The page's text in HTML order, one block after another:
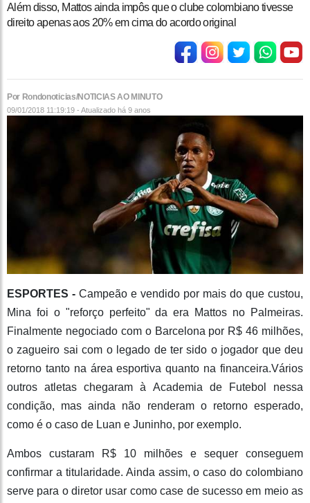
Além disso, Mattos ainda impôs que o clube colombiano tivesse
direito apenas aos 20% em cima do acordo original
Por Rondonoticias/NOTICIAS AO MINUTO
09/01/2018 11:19:19 - Atualizado há 9 anos
ESPORTES - Campeão e vendido por mais do que custou,
Mina foi o "reforço perfeito" da era Mattos no Palmeiras.
Finalmente negociado com o Barcelona por R$ 46 milhões,
o zagueiro sai com o legado de ter sido o jogador que deu
retorno tanto na área esportiva quanto na financeira.Vários
outros atletas chegaram à Academia de Futebol nessa
condição, mas ainda não renderam o retorno esperado,
como é o caso de Luan e Juninho, por exemplo.
Ambos custaram R$ 10 milhões e sequer conseguem
confirmar a titularidade. Ainda assim, o caso do colombiano
serve para o diretor usar como case de sucesso em meio as